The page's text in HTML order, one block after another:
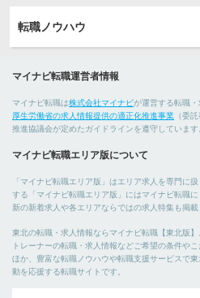
転職ノウハウ
マイナビ転職運営者情報
マイナビ転職は株式会社マイナビが運営する転職
厚生労働省の求人情報提供の適正化推進事業 （委
推進協議会が定めたガイドラインを遵守しています
マイナビ転職エリア版について
「マイナビ転職エリア版」はエリア求人を専門に扱
する「マイナビ転職エリア版」にはマイナビ転職
新の新着求人や各エリアならではの求人特集も掲載
東北の転職・求人情報ならマイナビ転職【東北版
トレーナーの転職・求人情報などご希望の条件や
ほか、豊富な転職ノウハウや転職支援サービスで
動を応援する転職サイトです。